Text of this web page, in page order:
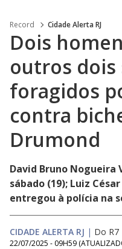
Record Cidade Alerta RJ
Dois
outros dois
foragidos
contra
Drumond
David Bruno Nogueira
sábado (19); Luiz
entregou à polícia na
CIDADE ALERTA RJ | Do R7
22/07/2025 - 09H59